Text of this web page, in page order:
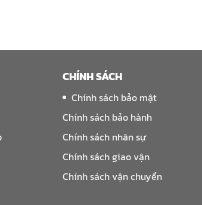
CHÍNH SÁCH
Chính sách bảo mật
Chính sách bảo hành
Chính sách nhân sự
Chính sách giao vận
Chính sách vận chuyển